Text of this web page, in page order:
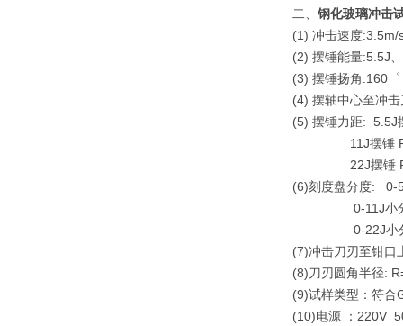
二、 钢化玻璃冲击
(1) 冲击速度:3.5m/
(2) 摆锤能量:5.5J
(3) 摆锤扬角:160゜
(4) 摆轴中心至冲
(5) 摆锤力距: 5.5J
11J摆锤
22J摆锤
(6)刻度盘分度: 0-
0-11J小分
0-22J小分
(7)冲击刀刃至钳口
(8)刀刃圆角半径:
(9)试样类型：符
(10)电源 ：220V